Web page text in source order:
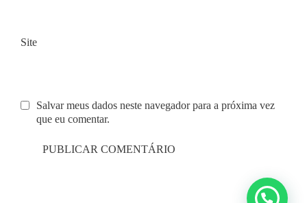
Site
Salvar meus dados neste navegador para a próxima vez
que eu comentar.